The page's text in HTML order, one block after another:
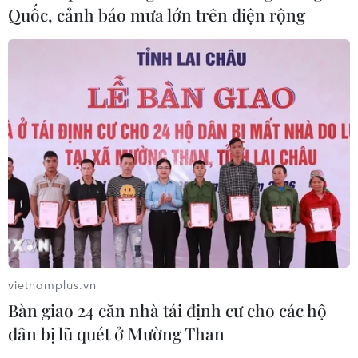
Xung đột tại Trung Đông: Tàu hàng
Ấn Độ bị đánh chìm trên Biển Đỏ
Israel phát triển xét nghiệm máu đơn
giản giúp phát hiện sớm ung thư
phổi
05/08/2026 03:42
Italy có thể tham gia cơ chế xác minh
giải giáp Hezbollah tại Nam Liban
04/08/2026 22:42
Quốc, cảnh báo mưa lớn trên diện rộng
vietnamplus.vn
Bàn giao 24 căn nhà tái định cư cho các hộ
dân bị lũ quét ở Mường Than